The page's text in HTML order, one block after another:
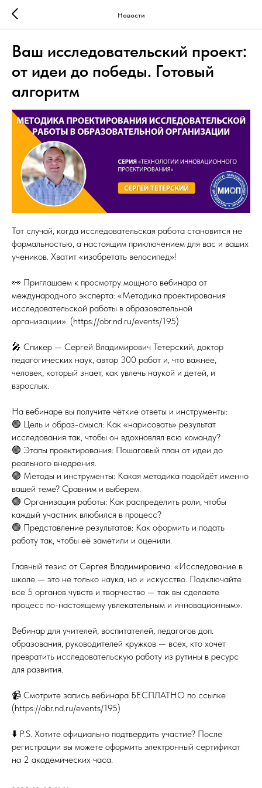
Новости
Ваш исследовательский проект:
от идеи до победы. Готовый
алгоритм
Тот случай, когда исследовательская работа становится не
формальностью, а настоящим приключением для вас и ваших
учеников. Хватит «изобретать велосипед»!
👀 Приглашаем к просмотру мощного вебинара от
международного эксперта: «Методика проектирования
исследовательской работы в образовательной
организации». (https://obr.nd.ru/events/195)
🎤 Спикер — Сергей Владимирович Тетерский, доктор
педагогических наук, автор 300 работ и, что важнее,
человек, который знает, как увлечь наукой и детей, и
взрослых.
На вебинаре вы получите чёткие ответы и инструменты:
🟢 Цель и образ-смысл: Как «нарисовать» результат
исследования так, чтобы он вдохновлял всю команду?
🟢 Этапы проектирования: Пошаговый план от идеи до
реального внедрения.
🟢 Методы и инструменты: Какая методика подойдёт именно
вашей теме? Сравним и выберем.
🟢 Организация работы: Как распределить роли, чтобы
каждый участник влюбился в процесс?
🟢 Представление результатов: Как оформить и подать
работу так, чтобы её заметили и оценили.
Главный тезис от Сергея Владимировича: «Исследование в
школе — это не только наука, но и искусство. Подключайте
все 5 органов чувств и творчество — так вы сделаете
процесс по-настоящему увлекательным и инновационным».
Вебинар для учителей, воспитателей, педагогов доп.
образования, руководителей кружков — всех, кто хочет
превратить исследовательскую работу из рутины в ресурс
для развития.
📹 Смотрите запись вебинара БЕСПЛАТНО по ссылке
(https://obr.nd.ru/events/195)
⬇️ P.S. Хотите официально подтвердить участие? После
регистрации вы можете оформить электронный сертификат
на 2 академических часа.